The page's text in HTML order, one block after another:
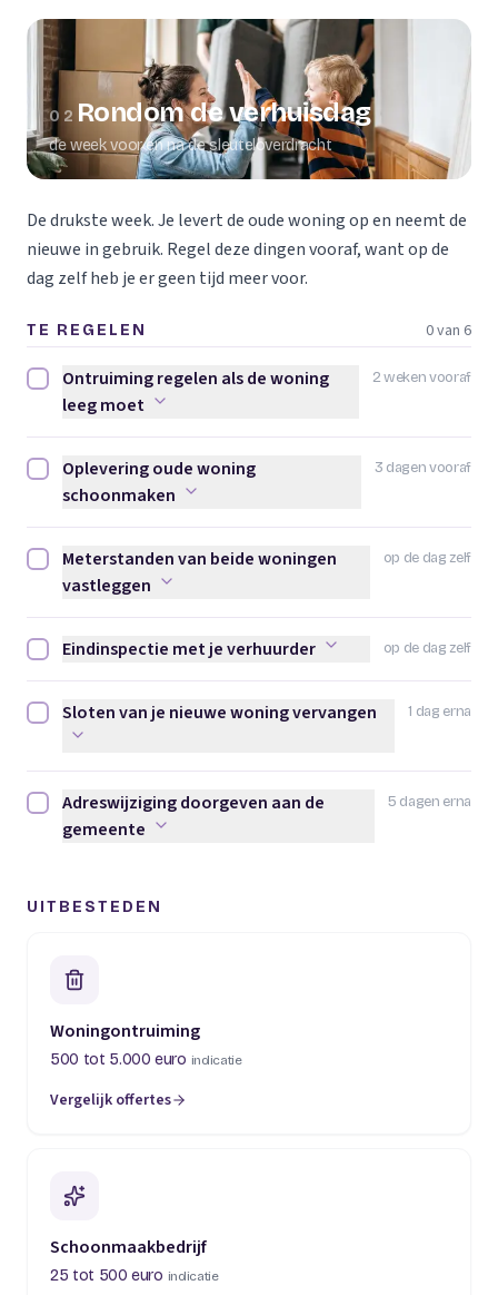
02 Rondom de verhuisdag
de week voor en na de sleuteloverdracht
De drukste week. Je levert de oude woning op en neemt de
nieuwe in gebruik. Regel deze dingen vooraf, want op de
dag zelf heb je er geen tijd meer voor.
TE REGELEN 0 van 6
2 weken vooraf
Ontruiming regelen als de woning leeg moet afvinken
Ontruiming regelen als de woning
leeg moet
3 dagen vooraf
Oplevering oude woning schoonmaken afvinken
Oplevering oude woning
schoonmaken
op de dag zelf
Meterstanden van beide woningen vastleggen afvinken
Meterstanden van beide woningen
vastleggen
op de dag zelf
Eindinspectie met je verhuurder afvinken
Eindinspectie met je verhuurder
1 dag erna
Sloten van je nieuwe woning vervangen afvinken
Sloten van je nieuwe woning vervangen
5 dagen erna
Adreswijziging doorgeven aan de gemeente afvinken
Adreswijziging doorgeven aan de
gemeente
UITBESTEDEN
Woningontruiming
500 tot 5.000 euro indicatie
Vergelijk offertes
(opent in een nieuw tabblad)
Schoonmaakbedrijf
25 tot 500 euro indicatie